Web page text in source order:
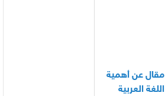
مقال عن أهمية
اللغة العربية